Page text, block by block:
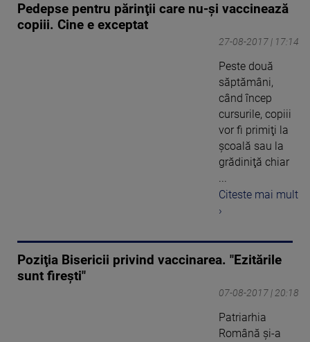
Pedepse pentru părinţii care nu-şi vaccinează
copiii. Cine e exceptat
27-08-2017 | 17:14
Peste două
săptămâni,
când încep
cursurile, copiii
vor fi primiţi la
şcoală sau la
grădiniţă chiar
Citeste mai mult
›
Poziţia Bisericii privind vaccinarea. "Ezitările
sunt fireşti"
07-08-2017 | 20:18
Patriarhia
Română şi-a